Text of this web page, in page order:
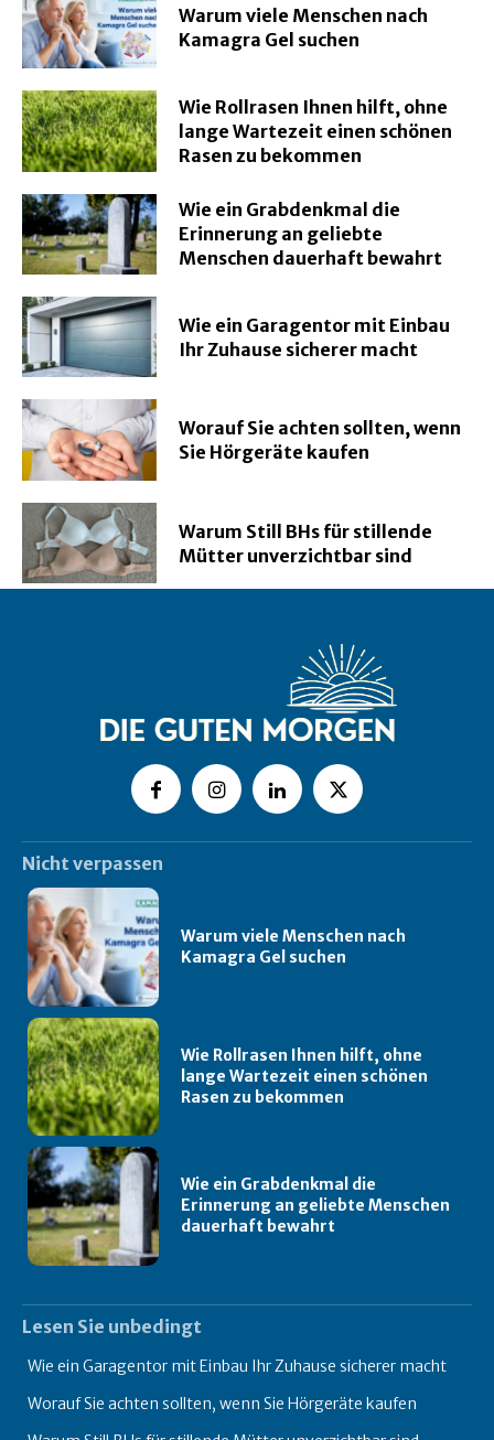
Warum viele Menschen nach
Kamagra Gel suchen
Wie Rollrasen Ihnen hilft, ohne
lange Wartezeit einen schönen
Rasen zu bekommen
Wie ein Grabdenkmal die
Erinnerung an geliebte
Menschen dauerhaft bewahrt
Wie ein Garagentor mit Einbau
Ihr Zuhause sicherer macht
Worauf Sie achten sollten, wenn
Sie Hörgeräte kaufen
Warum Still BHs für stillende
Mütter unverzichtbar sind
Nicht verpassen
Warum viele Menschen nach
Kamagra Gel suchen
Wie Rollrasen Ihnen hilft, ohne
lange Wartezeit einen schönen
Rasen zu bekommen
Wie ein Grabdenkmal die
Erinnerung an geliebte Menschen
dauerhaft bewahrt
Lesen Sie unbedingt
Wie ein Garagentor mit Einbau Ihr Zuhause sicherer macht
Worauf Sie achten sollten, wenn Sie Hörgeräte kaufen